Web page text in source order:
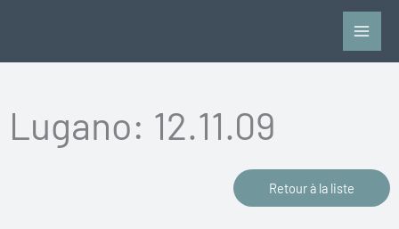
Lugano: 12.11.09
Retour à la liste